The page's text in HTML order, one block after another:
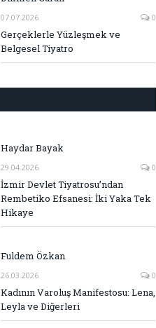
07.07.2026 0
Gerçeklerle Yüzleşmek ve
Belgesel Tiyatro
Haydar Bayak
29.04.2026 0
İzmir Devlet Tiyatrosu’ndan
Rembetiko Efsanesi: İki Yaka Tek
Hikaye
Fuldem Özkan
26.03.2026 0
Kadının Varoluş Manifestosu: Lena,
Leyla ve Diğerleri